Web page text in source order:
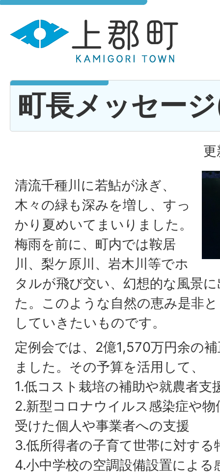
町長メッセー
清流千種川に若鮎が泳ぎ、
木々の緑も深みを増し、すっ
かり夏めいてまいりました。
梅雨を前に、町内では鞍居
川、梨ケ原川、岩木川等でホ
タルが飛び交い、幻想的な風景
た。このような自然の恵み是非
していきたいものです。
定例会では、2億1,570万円余の
ました。その予算を活用して、
1.低コスト栽培の補助や就農者支
2.新型コロナウイルス感染症や
受けた個人や事業者への支援
3.低所得者の子育て世帯に対する
4.小中学校の空調設備設置による